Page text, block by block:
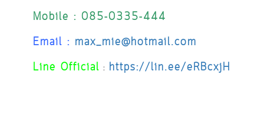
Mobile : 085-0335-444
Email : max_mie@hotmail.com
Line Official : https://lin.ee/eRBcxjH